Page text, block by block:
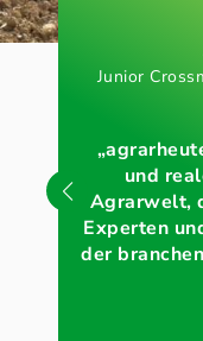
Junior
und
Agrarwelt,
Experten
der